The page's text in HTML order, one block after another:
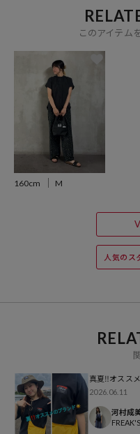
軽量で快適な機能素材『
シルエットと上品な着こなし
な着用体験を提案します
※メーカー品番：N2501-
※こちらの商品は、弊社管理
のカラー表記と異なる記載とな
と色味が異なる場合がござい
※着用、お取り扱いの際は、
ンタグを必ずご確認下さい。
このアイテム
160cm M
人気のス
真夏‼️オスス
2026.06.11
河村成